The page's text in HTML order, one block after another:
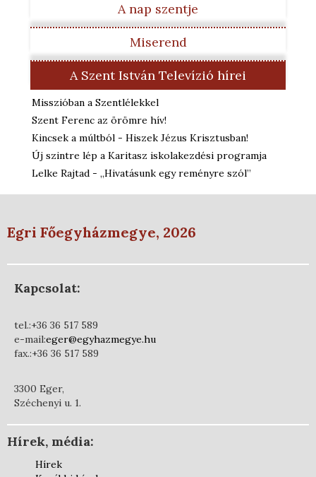
A nap szentje
Miserend
A Szent István Televízió hírei
Misszióban a Szentlélekkel
Szent Ferenc az örömre hív!
Kincsek a múltból - Hiszek Jézus Krisztusban!
Új szintre lép a Karitasz iskolakezdési programja
Lelke Rajtad - „Hivatásunk egy reményre szól”
Egri Főegyházmegye, 2026
Kapcsolat:
tel.:+36 36 517 589
e-mail:eger@egyhazmegye.hu
fax.:+36 36 517 589
3300 Eger,
Széchenyi u. 1.
Hírek, média:
Hírek